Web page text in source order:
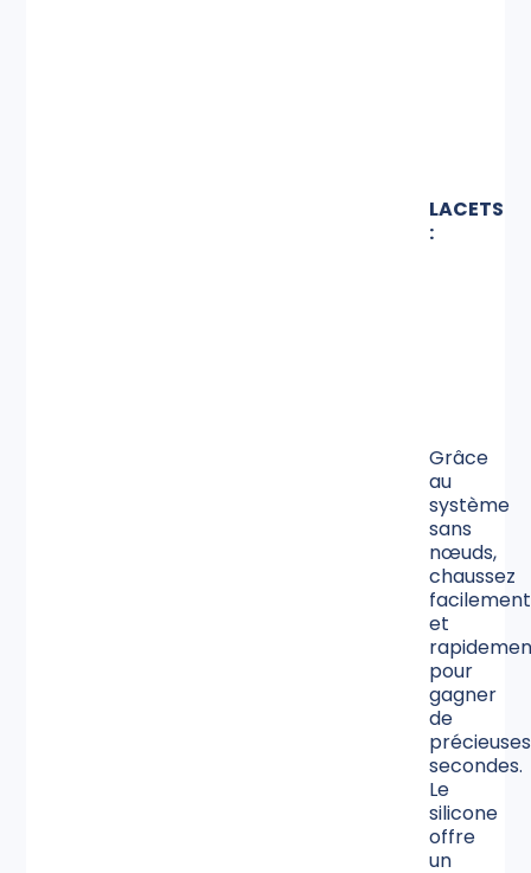
LACETS
:
Grâce
au
système
sans
nœuds,
chaussez
facilement
et
pour
gagner
de
précieuses
secondes.
Le
silicone
offre
un